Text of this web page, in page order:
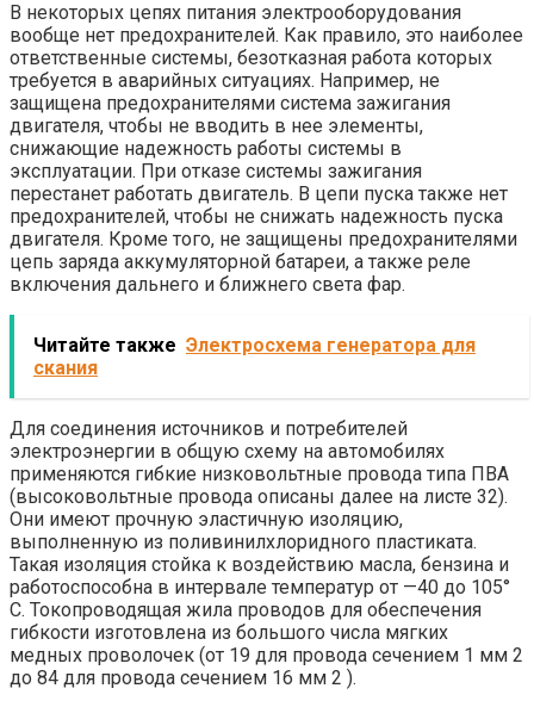
В некоторых цепях питания электрооборудования
вообще нет предохранителей. Как правило, это наиболее
ответственные системы, безотказная работа которых
требуется в аварийных ситуациях. Например, не
защищена предохранителями система зажигания
двигателя, чтобы не вводить в нее элементы,
снижающие надежность работы системы в
эксплуатации. При отказе системы зажигания
перестанет работать двигатель. В цепи пуска также нет
предохранителей, чтобы не снижать надежность пуска
двигателя. Кроме того, не защищены предохранителями
цепь заряда аккумуляторной батареи, а также реле
включения дальнего и ближнего света фар.
Читайте также Электросхема генератора для
скания
Для соединения источников и потребителей
электроэнергии в общую схему на автомобилях
применяются гибкие низковольтные провода типа ПВА
(высоковольтные провода описаны далее на листе 32).
Они имеют прочную эластичную изоляцию,
выполненную из поливинилхлоридного пластиката.
Такая изоляция стойка к воздействию масла, бензина и
работоспособна в интервале температур от —40 до 105°
С. Токопроводящая жила проводов для обеспечения
гибкости изготовлена из большого числа мягких
медных проволочек (от 19 для провода сечением 1 мм 2
до 84 для провода сечением 16 мм 2 ).